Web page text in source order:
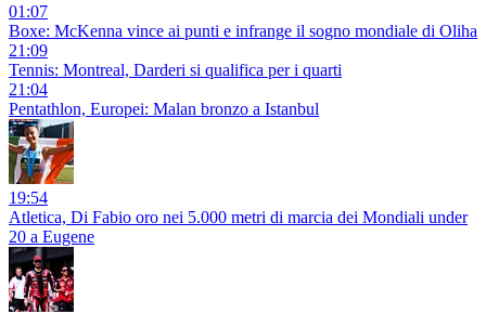
01:07
Boxe: McKenna vince ai punti e infrange il sogno mondiale di Oliha
21:09
Tennis: Montreal, Darderi si qualifica per i quarti
21:04
Pentathlon, Europei: Malan bronzo a Istanbul
19:54
Atletica, Di Fabio oro nei 5.000 metri di marcia dei Mondiali under
20 a Eugene